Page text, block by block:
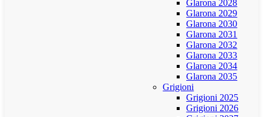
Glarona 2028
Glarona 2029
Glarona 2030
Glarona 2031
Glarona 2032
Glarona 2033
Glarona 2034
Glarona 2035
Grigioni
Grigioni 2025
Grigioni 2026